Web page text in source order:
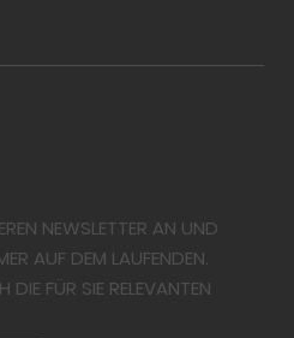
NEWSLETTER AN UND
AUF DEM LAUFENDEN.
FÜR SIE RELEVANTEN